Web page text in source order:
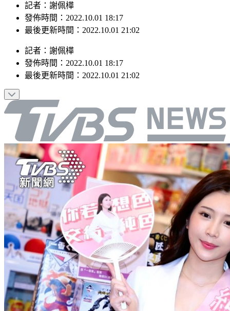
記者：謝佩樺
發佈時間：2022.10.01 18:17
記者：謝佩樺
發佈時間：2022.10.01 18:17